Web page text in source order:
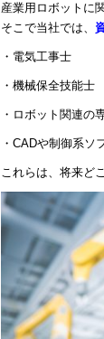
産業用ロボットに
そこで当社では、
・電気工事士
・機械保全技能士
・ロボット関連の
・CADや制御系ソ
これらは、将来ど